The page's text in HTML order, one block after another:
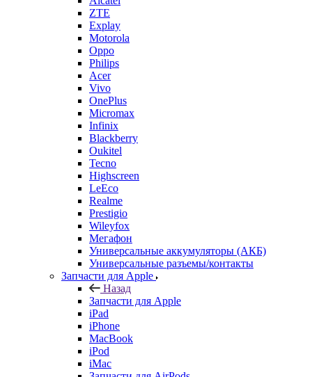
ZTE
Explay
Motorola
Oppo
Philips
Acer
Vivo
OnePlus
Micromax
Infinix
Blackberry
Oukitel
Tecno
Highscreen
LeEco
Realme
Prestigio
Wileyfox
Мегафон
Универсальные аккумуляторы (АКБ)
Универсальные разъемы/контакты
Запчасти для Apple
Назад
Запчасти для Apple
iPad
iPhone
MacBook
iPod
iMac